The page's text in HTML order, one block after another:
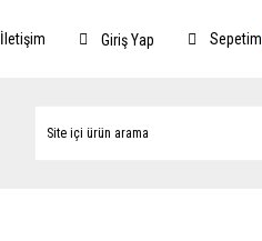
İletişim Giriş Yap Sepetim